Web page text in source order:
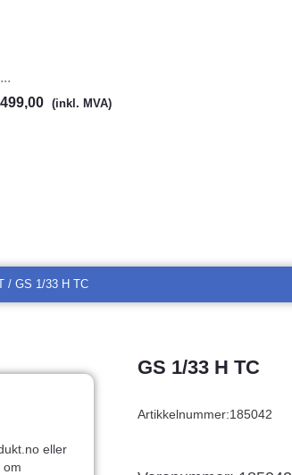
499,00 (inkl. MVA)
/ GS 1/33 H TC
eller
om
GS 1/33 H TC
Artikkelnummer:185042